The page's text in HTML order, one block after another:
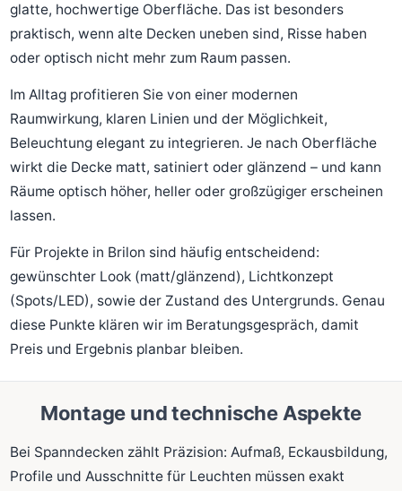
glatte, hochwertige Oberfläche. Das ist besonders
praktisch, wenn alte Decken uneben sind, Risse haben
oder optisch nicht mehr zum Raum passen.
Im Alltag profitieren Sie von einer modernen
Raumwirkung, klaren Linien und der Möglichkeit,
Beleuchtung elegant zu integrieren. Je nach Oberfläche
wirkt die Decke matt, satiniert oder glänzend – und kann
Räume optisch höher, heller oder großzügiger erscheinen
lassen.
Für Projekte in Brilon sind häufig entscheidend:
gewünschter Look (matt/glänzend), Lichtkonzept
(Spots/LED), sowie der Zustand des Untergrunds. Genau
diese Punkte klären wir im Beratungsgespräch, damit
Preis und Ergebnis planbar bleiben.
Montage und technische Aspekte
Bei Spanndecken zählt Präzision: Aufmaß, Eckausbildung,
Profile und Ausschnitte für Leuchten müssen exakt